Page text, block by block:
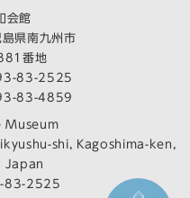
会館
県南九州市
番地
83-2525
83-4859
Museum
shi, Kagoshima-ken,
Japan
83-2525